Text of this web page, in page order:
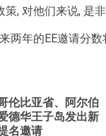
, 对他们来说, 是
两年的EE邀请分
伦比亚省、阿尔伯
德华王子岛发出新
名邀请